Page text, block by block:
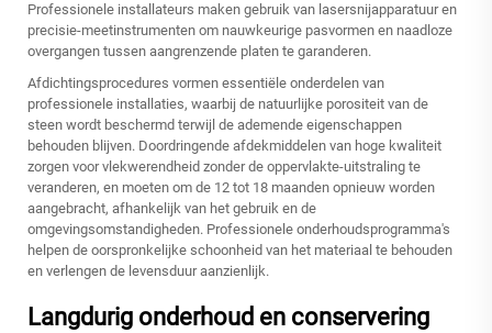
Professionele installateurs maken gebruik van lasersnijapparatuur en
precisie-meetinstrumenten om nauwkeurige pasvormen en naadloze
overgangen tussen aangrenzende platen te garanderen.
Afdichtingsprocedures vormen essentiële onderdelen van
professionele installaties, waarbij de natuurlijke porositeit van de
steen wordt beschermd terwijl de ademende eigenschappen
behouden blijven. Doordringende afdekmiddelen van hoge kwaliteit
zorgen voor vlekwerendheid zonder de oppervlakte-uitstraling te
veranderen, en moeten om de 12 tot 18 maanden opnieuw worden
aangebracht, afhankelijk van het gebruik en de
omgevingsomstandigheden. Professionele onderhoudsprogramma's
helpen de oorspronkelijke schoonheid van het materiaal te behouden
en verlengen de levensduur aanzienlijk.
Langdurig onderhoud en conservering